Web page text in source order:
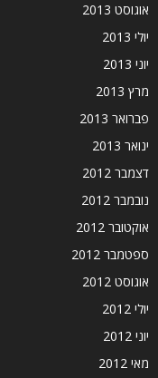
אוגוסט 2013
יולי 2013
יוני 2013
מרץ 2013
פברואר 2013
ינואר 2013
דצמבר 2012
נובמבר 2012
אוקטובר 2012
ספטמבר 2012
אוגוסט 2012
יולי 2012
יוני 2012
מאי 2012